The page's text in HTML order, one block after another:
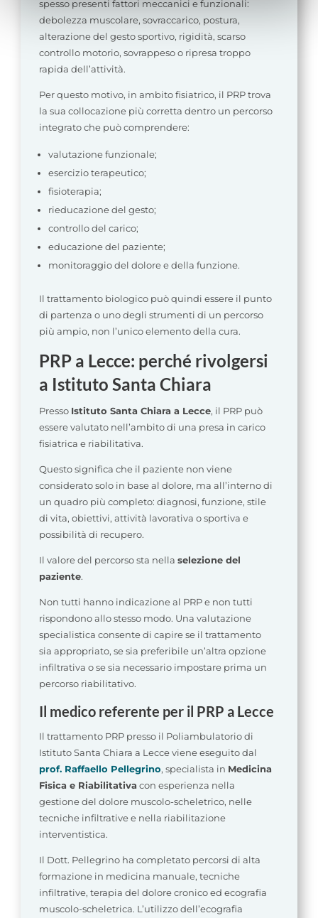
specificato nella cookie policy. Può scegliere se
accettare tutti i cookie, rifiutare tutti i cookies o solo quelli
che desideri attivare.
spesso presenti fattori meccanici e funzionali:
debolezza muscolare, sovraccarico, postura,
alterazione del gesto sportivo, rigidità, scarso
controllo motorio, sovrappeso o ripresa troppo
rapida dell’attività.
Per questo motivo, in ambito fisiatrico, il PRP trova
la sua collocazione più corretta dentro un percorso
integrato che può comprendere:
valutazione funzionale;
esercizio terapeutico;
fisioterapia;
rieducazione del gesto;
controllo del carico;
educazione del paziente;
monitoraggio del dolore e della funzione.
Il trattamento biologico può quindi essere il punto
di partenza o uno degli strumenti di un percorso
più ampio, non l’unico elemento della cura.
PRP a Lecce: perché rivolgersi
a Istituto Santa Chiara
Presso Istituto Santa Chiara a Lecce, il PRP può
essere valutato nell’ambito di una presa in carico
fisiatrica e riabilitativa.
Questo significa che il paziente non viene
considerato solo in base al dolore, ma all’interno di
un quadro più completo: diagnosi, funzione, stile
di vita, obiettivi, attività lavorativa o sportiva e
possibilità di recupero.
Il valore del percorso sta nella selezione del
paziente.
Non tutti hanno indicazione al PRP e non tutti
rispondono allo stesso modo. Una valutazione
specialistica consente di capire se il trattamento
sia appropriato, se sia preferibile un’altra opzione
infiltrativa o se sia necessario impostare prima un
percorso riabilitativo.
Il medico referente per il PRP a Lecce
Il trattamento PRP presso il Poliambulatorio di
Istituto Santa Chiara a Lecce viene eseguito dal
prof. Raffaello Pellegrino, specialista in Medicina
Fisica e Riabilitativa con esperienza nella
gestione del dolore muscolo-scheletrico, nelle
tecniche infiltrative e nella riabilitazione
interventistica.
Il Dott. Pellegrino ha completato percorsi di alta
formazione in medicina manuale, tecniche
infiltrative, terapia del dolore cronico ed ecografia
muscolo-scheletrica. L’utilizzo dell’ecografia